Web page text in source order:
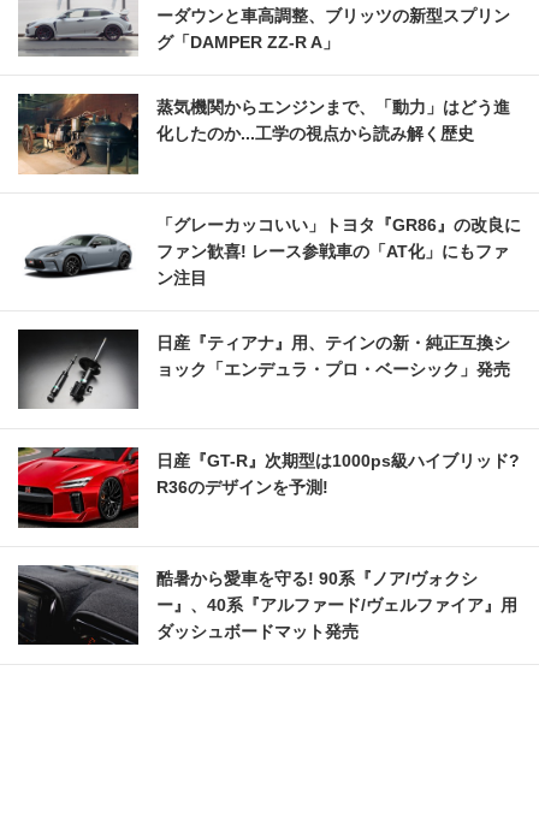
ーダウンと車高調整、ブリッツの新型スプリン
グ「DAMPER ZZ-R A」
蒸気機関からエンジンまで、「動力」はどう進
化したのか...工学の視点から読み解く歴史
「グレーカッコいい」トヨタ『GR86』の改良に
ファン歓喜! レース参戦車の「AT化」にもファ
ン注目
日産『ティアナ』用、テインの新・純正互換シ
ョック「エンデュラ・プロ・ベーシック」発売
日産『GT-R』次期型は1000ps級ハイブリッド?
R36のデザインを予測!
酷暑から愛車を守る! 90系『ノア/ヴォクシ
ー』、40系『アルファード/ヴェルファイア』用
ダッシュボードマット発売